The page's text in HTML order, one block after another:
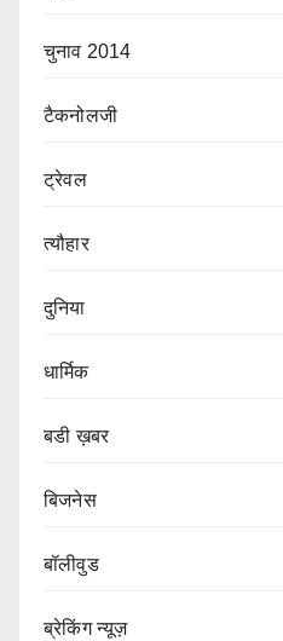
चुनाव 2014
टैकनोलजी
ट्रेवल
त्यौहार
दुनिया
धार्मिक
बडी ख़बर
बिजनेस
बॉलीवुड
ब्रेकिंग न्यूज़